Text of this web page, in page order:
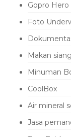
Gopro Hero
Foto
Makan
Minuman
CoolBox
Air mineral
Jasa